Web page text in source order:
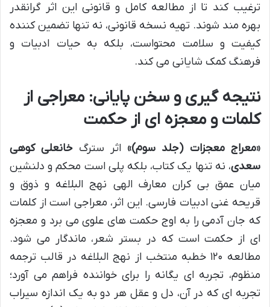
ترغیب کند تا از مطالعه کامل و قانونی این اثر گرانقدر
بهره مند شوند. تهیه نسخه قانونی، نه تنها تضمین کننده
کیفیت و سلامت محتواست، بلکه به حیات ادبیات و
فرهنگ کمک شایانی می کند.
نتیجه گیری و سخن پایانی: معراجی از
کلمات و معجزه ای از حکمت
«معراج معجزات (جلد سوم)» اثر سترگخانعلی کوهی
سعدی، نه تنها یک کتاب، بلکه پلی است محکم و دلنشین
میان عمق بی کران معارف الهی نهج البلاغه و ذوق و
قریحه غنی ادبیات فارسی. این اثر، معراجی است از کلمات
که جان آدمی را به اوج حکمت های علوی می برد و معجزه
ای از حکمت است که در بستر شعر، ماندگار می شود.
مطالعه ۱۲۰ خطبه منتخب از نهج البلاغه در قالب ترجمه
منظوم، تجربه ای یگانه را برای خواننده فراهم می آورد؛
تجربه ای که در آن، دل و عقل هر دو به یک اندازه سیراب